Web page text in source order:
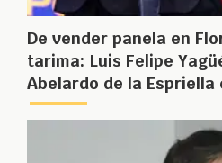
De vender panela en
tarima: Luis Felipe
Abelardo de la Espriella